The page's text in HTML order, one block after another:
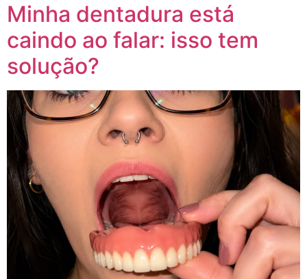
Minha dentadura está
caindo ao falar: isso tem
solução?